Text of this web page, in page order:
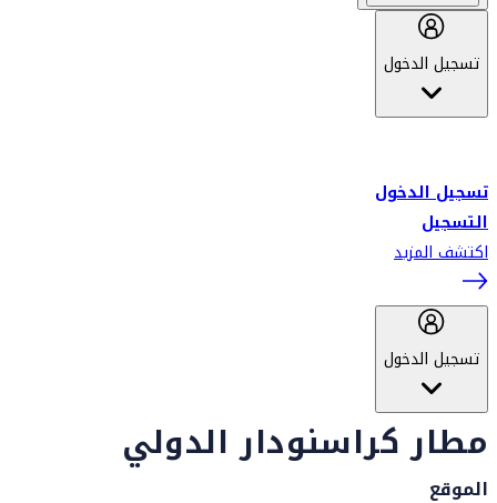
تسجيل الدخول
تسجيل الدخول
التسجيل
اكتشف المزيد
تسجيل الدخول
مطار كراسنودار الدولي
الموقع